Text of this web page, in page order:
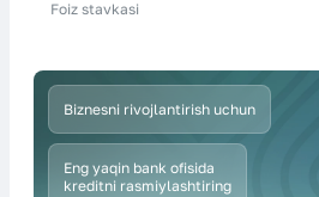
Foiz stavkasi
Biznesni rivojlantirish uchun
Eng yaqin bank ofisida
kreditni rasmiylashtiring